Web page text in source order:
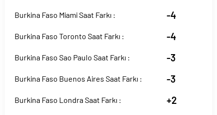
Burkina Faso Miami Saat Farkı : -4
Burkina Faso Toronto Saat Farkı : -4
Burkina Faso Sao Paulo Saat Farkı : -3
Burkina Faso Buenos Aires Saat Farkı : -3
Burkina Faso Londra Saat Farkı : +2